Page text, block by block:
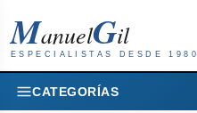
ManuelGil
ESPECIALISTAS DESDE 1980
CATEGORÍAS